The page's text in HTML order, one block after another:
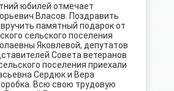
юбилей отмечает
Власов. Поздравить
памятный подарок от
сельского поселения
Яковлевой, депутатов
Совета ветеранов
поселения приехали
Сердюк и Вера
Всю свою трудовую